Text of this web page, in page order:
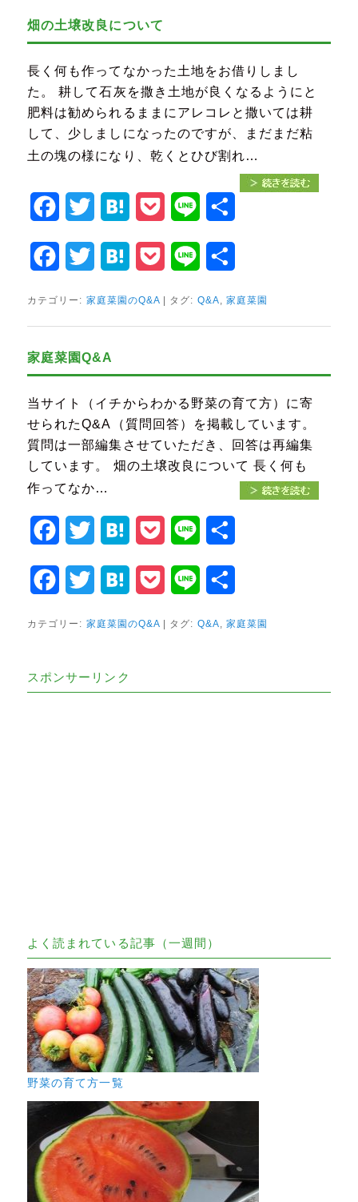
畑の土壌改良について
長く何も作ってなかった土地をお借りしまし
た。 耕して石灰を撒き土地が良くなるようにと
肥料は勧められるままにアレコレと撒いては耕
して、少しましになったのですが、まだまだ粘
土の塊の様になり、乾くとひび割れ…
Facebook
Twitter HatenaPocket Line
Facebook
Twitter HatenaPocket Line
カテゴリー: 家庭菜園のQ&A | タグ: Q&A 家庭菜園
家庭菜園Q&A
当サイト（イチからわかる野菜の育て方）に寄
せられたQ&A（質問回答）を掲載しています。
質問は一部編集させていただき、回答は再編集
しています。 畑の土壌改良について 長く何も
作ってなか…
Facebook
Twitter HatenaPocket Line
Facebook
Twitter HatenaPocket Line
カテゴリー: 家庭菜園のQ&A タグ: Q&A, 家庭菜園
スポンサーリンク
よく読まれている記事（一週間）
野菜の育て方一覧